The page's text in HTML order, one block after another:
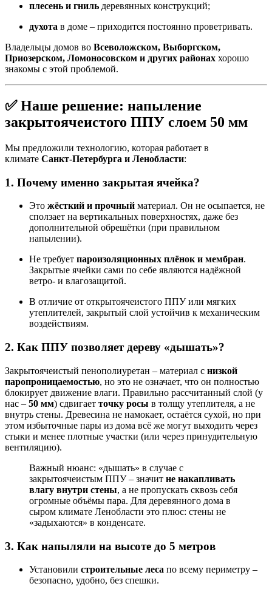
плесень и гниль деревянных конструкций;
духота в доме – приходится постоянно проветривать.
Владельцы домов во Всеволожском, Выборгском,
Приозерском, Ломоносовском и других районах хорошо
знакомы с этой проблемой.
✅ Наше решение: напыление
закрытоячеистого ППУ слоем 50 мм
Мы предложили технологию, которая работает в
климате Санкт-Петербурга и Ленобласти:
1. Почему именно закрытая ячейка?
Это жёсткий и прочный материал. Он не осыпается, не
сползает на вертикальных поверхностях, даже без
дополнительной обрешётки (при правильном
напылении).
Не требует пароизоляционных плёнок и мембран.
Закрытые ячейки сами по себе являются надёжной
ветро- и влагозащитой.
В отличие от открытоячеистого ППУ или мягких
утеплителей, закрытый слой устойчив к механическим
воздействиям.
2. Как ППУ позволяет дереву «дышать»?
Закрытоячеистый пенополиуретан – материал с низкой
паропроницаемостью, но это не означает, что он полностью
блокирует движение влаги. Правильно рассчитанный слой (у
нас – 50 мм) сдвигает точку росы в толщу утеплителя, а не
внутрь стены. Древесина не намокает, остаётся сухой, но при
этом избыточные пары из дома всё же могут выходить через
стыки и менее плотные участки (или через принудительную
вентиляцию).
Важный нюанс: «дышать» в случае с
закрытоячеистым ППУ – значит не накапливать
влагу внутри стены, а не пропускать сквозь себя
огромные объёмы пара. Для деревянного дома в
сыром климате Ленобласти это плюс: стены не
«задыхаются» в конденсате.
3. Как напыляли на высоте до 5 метров
Установили строительные леса по всему периметру –
безопасно, удобно, без спешки.